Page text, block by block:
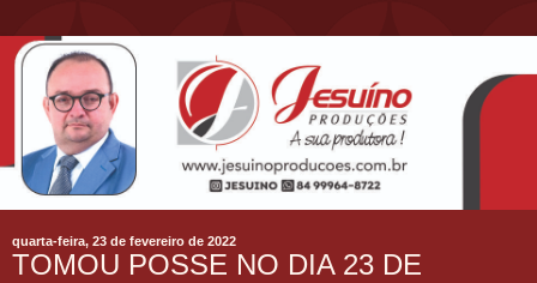
quarta-feira, 23 de fevereiro de 2022
TOMOU POSSE NO DIA 23 DE